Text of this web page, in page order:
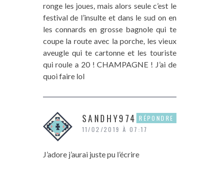
ronge les joues, mais alors seule c’est le
festival de l’insulte et dans le sud on en
les connards en grosse bagnole qui te
coupe la route avec la porche, les vieux
aveugle qui te cartonne et les touriste
qui roule a 20 ! CHAMPAGNE ! J’ai de
quoi faire lol
SANDHY974
11/02/2019 À 07:17
J’adore j’aurai juste pu l’écrire
RÉPONDRE